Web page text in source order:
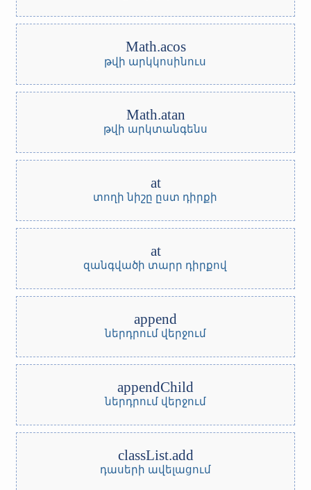
Math.acos
թվի արկկոսինուս
Math.atan
թվի արկտանգենս
at
տողի նիշը ըստ դիրքի
at
զանգվածի տարր դիրքով
append
ներդրում վերջում
appendChild
ներդրում վերջում
classList.add
դասերի ավելացում